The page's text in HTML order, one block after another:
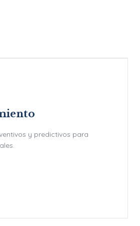
y predictivos para